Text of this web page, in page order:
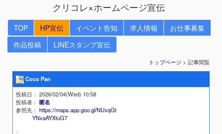
クリコレ×ホームページ宣伝
TOP HP宣伝 イベント告知 求人情報
お仕事募集
作品投稿
LINEスタンプ宣伝
トップページ > 記事閲覧
Coco Pan
投稿日 ： 2026/02/04(Wed) 10:58
投稿者 ：匿名
参照先 ：https://maps.app.goo.gl/NUxqGt
YNxaAYXtuG7